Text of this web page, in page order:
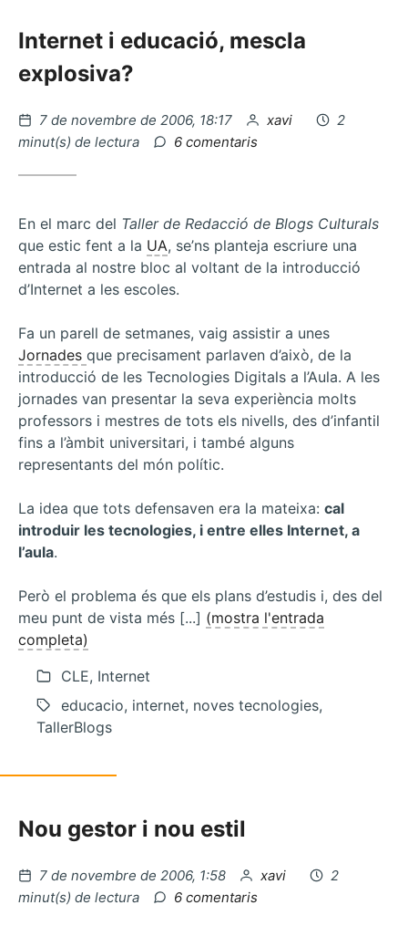
Internet i educació, mescla
explosiva?
Publicat
el
7 de novembre de 2006, 18:17 per
xavi
2
minut(s) de lectura
6 comentaris
En el marc del Taller de Redacció de Blogs Culturals
que estic fent a la UA, se’ns planteja escriure una
entrada al nostre bloc al voltant de la introducció
d’Internet a les escoles.
Fa un parell de setmanes, vaig assistir a unes
Jornades que precisament parlaven d’això, de la
introducció de les Tecnologies Digitals a l’Aula. A les
jornades van presentar la seva experiència molts
professors i mestres de tots els nivells, des d’infantil
fins a l’àmbit universitari, i també alguns
representants del món polític.
La idea que tots defensaven era la mateixa: cal
introduir les tecnologies, i entre elles Internet, a
l’aula.
Però el problema és que els plans d’estudis i, des del
meu punt de vista més [...] (mostra l'entrada
completa)
CLE, Internet
educacio, internet, noves tecnologies,
TallerBlogs
Nou gestor i nou estil
Publicat
el
7 de novembre de 2006, 1:58 per
xavi
2
minut(s) de lectura
6 comentaris